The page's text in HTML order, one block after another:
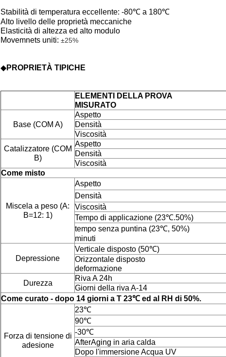
Stabilità di temperatura eccellente: -80℃ a 180℃
Alto livello delle proprietà meccaniche
Elasticità di altezza ed alto modulo
Movemnets uniti: ±25%
◆PROPRIETÀ TIPICHE
ELEMENTI
MISURATO
Base (COM A)
Catalizzatore (COM
B)
Come misto
Miscela a peso (A:
B=12: 1)
Tempo di
tempo senza
minuti
Depressione
Verticale
Orizzontale
deformazione
Durezza
Riva A
Giorni della
Come curato - dopo 14 giorni a T 23℃ ed al RH di 50%.
Forza di tensione di
adesione
-
AfterAging in
Dopo